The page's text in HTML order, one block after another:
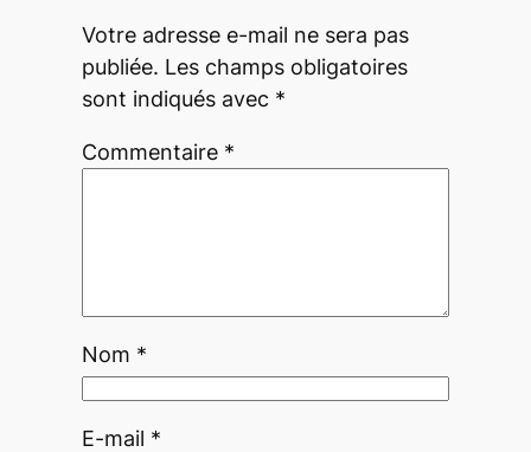
Votre adresse e-mail ne sera pas
publiée. Les champs obligatoires
sont indiqués avec *
Commentaire *
Nom *
E-mail *